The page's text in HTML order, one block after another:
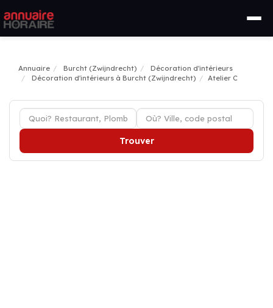
Annuaire Burcht (Zwijndrecht)
Décoration d'intérieurs
Décoration d'intérieurs à Burcht (Zwijndrecht)
Atelier C
Trouver